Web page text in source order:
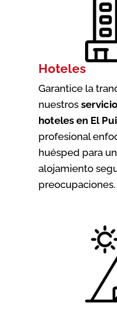
Hoteles
Garantice la
nuestros
hoteles en El
profesional
huésped para
alojamiento
preocupaciones.